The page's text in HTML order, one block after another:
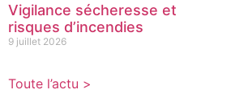
Vigilance sécheresse et
risques d’incendies
9 juillet 2026
Toute l’actu >